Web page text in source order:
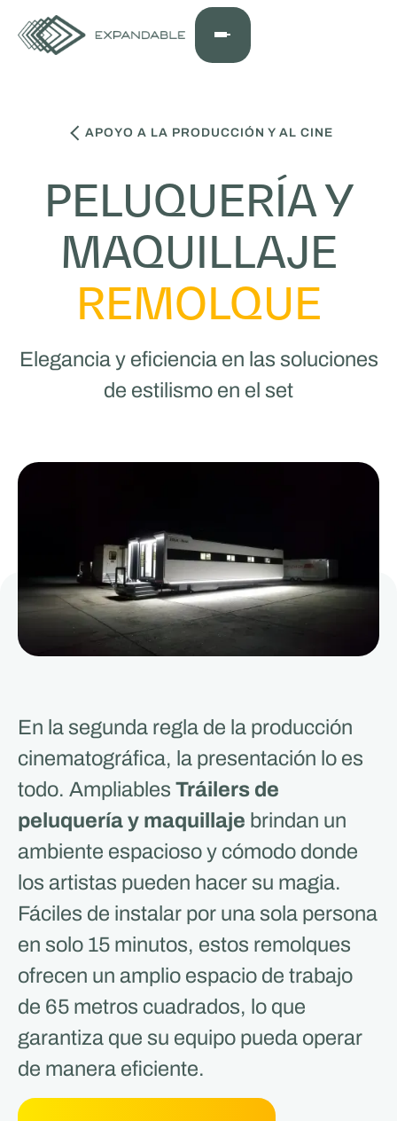
APOYO A LA PRODUCCIÓN Y AL CINE
PELUQUERÍA Y
MAQUILLAJE
REMOLQUE
Elegancia y eficiencia en las soluciones
de estilismo en el set
En la segunda regla de la producción
cinematográfica, la presentación lo es
todo. Ampliables Tráilers de
peluquería y maquillaje brindan un
ambiente espacioso y cómodo donde
los artistas pueden hacer su magia.
Fáciles de instalar por una sola persona
en solo 15 minutos, estos remolques
ofrecen un amplio espacio de trabajo
de 65 metros cuadrados, lo que
garantiza que su equipo pueda operar
de manera eficiente.